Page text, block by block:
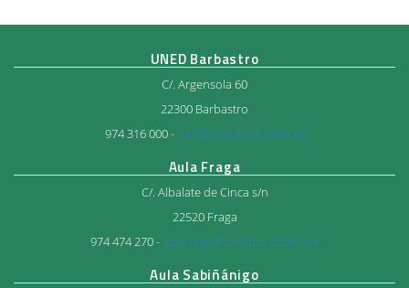
UNED Barbastro
C/. Argensola 60
22300 Barbastro
974 316 000 - info@unedbarbastro.es
Aula Fraga
C/. Albalate de Cinca s/n
22520 Fraga
974 474 270 -aulafraga@unedbarbastro.es
Aula Sabiñánigo